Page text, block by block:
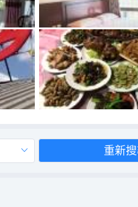
重新